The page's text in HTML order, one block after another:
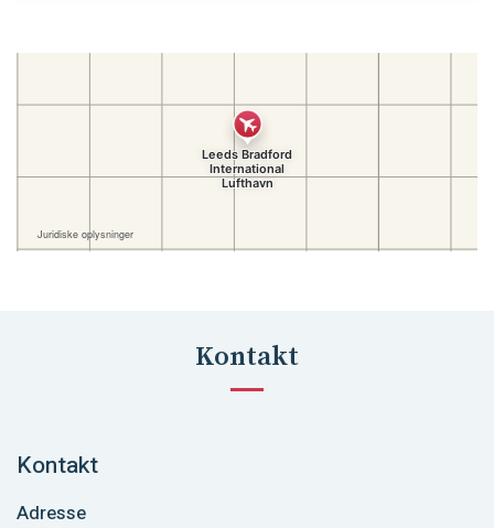
Kontakt
Kontakt
Adresse